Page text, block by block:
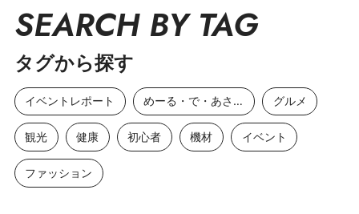
SEARCH BY TAG
タグから探す
イベントレポート めーる・で・あさひ グルメ
観光 健康 初心者 機材 イベント
ファッション